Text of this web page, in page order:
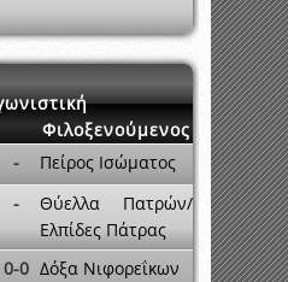
Φιλοξενούμενος
-
Πείρος Ισώματος
-
Θύελλα Πατρών/
Ελπίδες Πάτρας
0-0 Δόξα Νιφορεΐκων